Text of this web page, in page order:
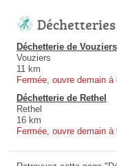
Déchetterie de Vouziers
Vouziers
11 km
Fermée, ouvre demain à
Déchetterie de Rethel
Rethel
16 km
Fermée, ouvre demain à